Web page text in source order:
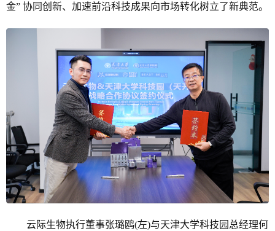
金” 协同创新、加速前沿科技成果向市场转化树立了新典范。
云际生物执行董事张璐鸥(左)与天津大学科技园总经理何